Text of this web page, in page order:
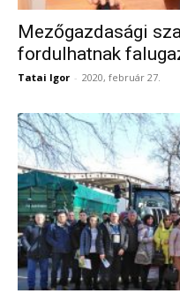
Mezőgazdasági
fordulhatnak
Tatai Igor - 2020, február 27.